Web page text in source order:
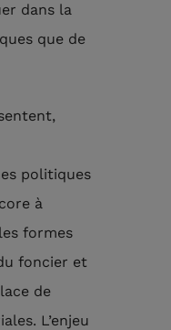
dans la
que de
politiques
à
formes
foncier et
de
L’enjeu